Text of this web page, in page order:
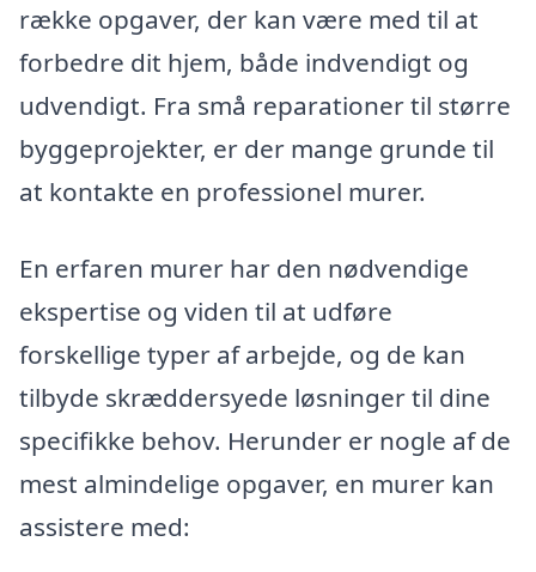
række opgaver, der kan være med til at
forbedre dit hjem, både indvendigt og
udvendigt. Fra små reparationer til større
byggeprojekter, er der mange grunde til
at kontakte en professionel murer.
En erfaren murer har den nødvendige
ekspertise og viden til at udføre
forskellige typer af arbejde, og de kan
tilbyde skræddersyede løsninger til dine
specifikke behov. Herunder er nogle af de
mest almindelige opgaver, en murer kan
assistere med: